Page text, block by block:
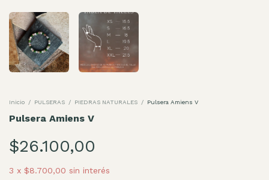
Inicio / PULSERAS / PIEDRAS NATURALES / Pulsera Amiens V
Pulsera Amiens V
$26.100,00
3 x $8.700,00 sin interés